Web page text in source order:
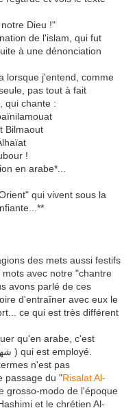
Dieu !"
de l'islam, qui fut
à une dénonciation
lorsque j'entend, comme
pas tout à fait
qui chante :
Bilmaout
!
en arabe*...
qui vivent sous la
des mets aussi festifs
avec notre "chantre
avons parlé de ces
d'entraîner avec eux le
ce qui est très différent
qu'en arabe, c'est
pourtant bien le même mot, shaïd (شهيد ) qui est employé.
n'est pas
passage du "Risalat Al-
grosso-modo de l'époque
et le chrétien Al-